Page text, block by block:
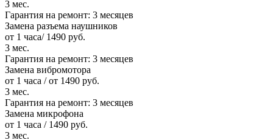
3 мес.
Гарантия на ремонт: 3 месяцев
Замена разъема наушников
от 1 часа/ 1490 руб.
3 мес.
Гарантия на ремонт: 3 месяцев
Замена вибромотора
от 1 часа / от 1490 руб.
3 мес.
Гарантия на ремонт: 3 месяцев
Замена микрофона
от 1 часа / 1490 руб.
3 мес.